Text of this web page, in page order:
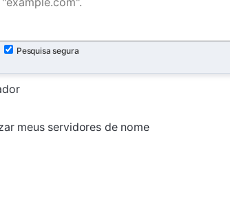
Pesquisa segura
meus servidores de nome